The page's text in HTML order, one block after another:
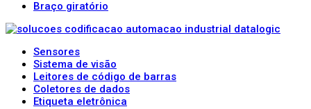
Braço giratório
Sensores
Sistema de visão
Leitores de código de barras
Coletores de dados
Etiqueta eletrônica